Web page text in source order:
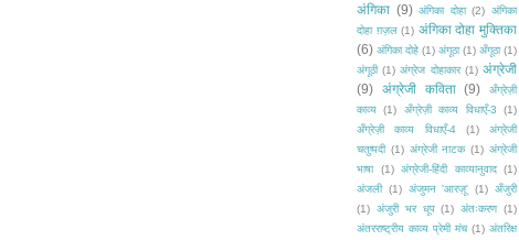
अंगिका (9) अंगिका दोहा (2) अंगिका
दोहा ग़ज़ल (1) अंगिका दोहा मुक्तिका
(6) अंगिका दोहे (1) अंगूठा (1) अँगूठा (1)
अंगूठी (1) अंग्रेज दोहाकार (1) अंग्रेजी
(9)
अंग्रेजी कविता (9)
अँग्रेज़ी
काव्य (1) अँग्रेज़ी काव्य विधाएँ-3
(1)
अँग्रेज़ी काव्य विधाएँ-4
(1)
अंग्रेजी
चतुष्पदी (1) अंग्रेजी नाटक (1) अंग्रेजी
भाषा
(1) अंग्रेजी-हिंदी काव्यानुवाद (1)
अंजली (1) अंजुमन 'आरज़ू' (1) अँजुरी
(1) अंजुरी भर धूप (1) अंतःकरण (1)
अंतरराष्ट्रीय काव्य प्रेमी मंच (1) अंतरिक्ष